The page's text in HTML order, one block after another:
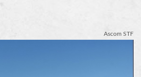
Ascom STF